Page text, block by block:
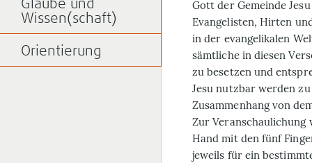
Gott der Gemeinde
Evangelisten, Hirten
in der evangelikalen
sämtliche in diesen
zu besetzen und
Jesu nutzbar werden
Zusammenhang von
Zur Veranschaulichung
Hand mit den fünf
jeweils für ein
Glaube und
Wissen(schaft)
Orientierung